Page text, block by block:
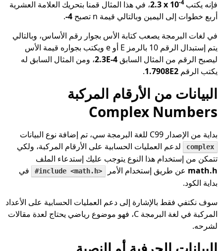
فإنه يكتب 2.3 x 10-4
، في هذا المثال قمنا بتحريك العلامة العشرية
أربع خطوات إلى اليمين وبالتالي قيمة n تصبح
-4
.
في لغات البرمجة يصعب كتابة الأس بجوار رقم الأساس، وبالتالي
يتم إستبدال الرقم 10 بالرمز E أو e ويكتب بجواره قيمة الأس
ليصبح الرقم من المثال السابق 2.3E-4، ومن المثال السابق له
يكتب الرقم 1.7908E2
.
البيانات من الأرقام المركبة
Complex Numbers
بداية من الإصدار C99 للغة البرمجة سي، تم إضافة نوع البيانات
complex
لدعم العمليات الحسابية على الأرقام المركبة، ولكي
تتمكن من إستخدام هذا النوع يتوجب عليك إستدعاء الملف
math.h عن طريق إستخدام الأمر #include <math.h>
في
بداية الكود.
سوف نكتفي فقط بالإشارة إلى دعم العمليات الحسابية على الأعداد
المركبة في لغة البرمجة C، فهو موضوع رياضي يحتاج لعدة مقالات
لشرحه.